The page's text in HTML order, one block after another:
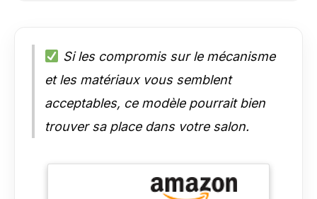
Si les compromis sur le mécanisme
et les matériaux vous semblent
acceptables, ce modèle pourrait bien
trouver sa place dans votre salon.